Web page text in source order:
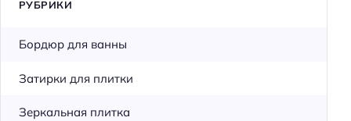
РУБРИКИ
Бордюр для ванны
Затирки для плитки
Зеркальная плитка